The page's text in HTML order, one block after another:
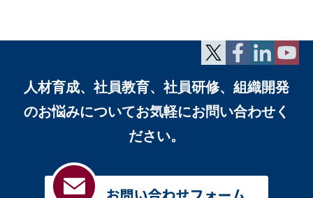
人材育成、社員教育、社員研修、組織開発
のお悩みについてお気軽にお問い合わせく
ださい。